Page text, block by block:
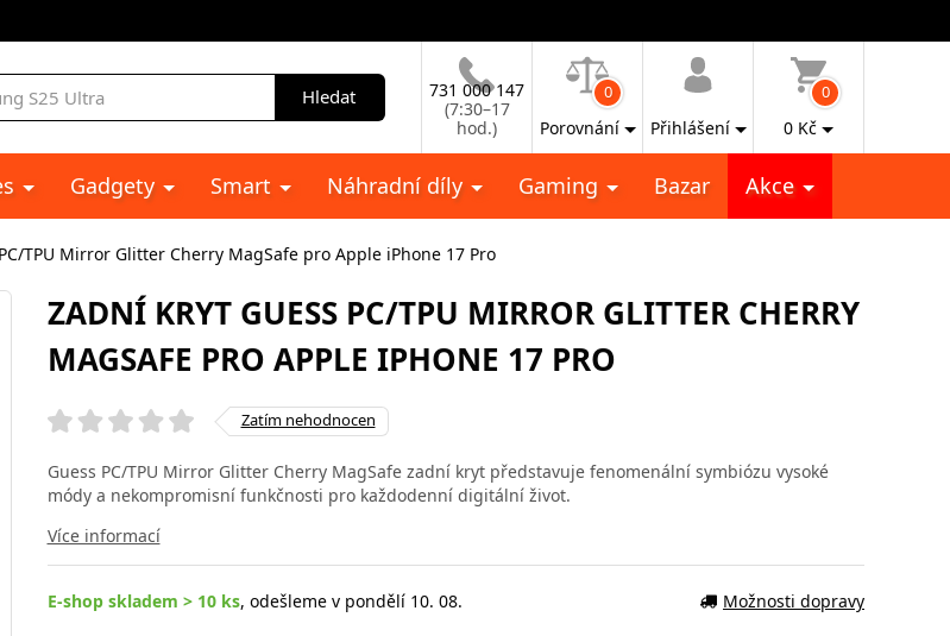
Hledat
731 000 147
(7:30–17
hod.)
0
Porovnání Přihlášení
0
0 Kč
Gadgety Smart Náhradní díly Gaming Bazar Akce
TPU Mirror Glitter Cherry MagSafe pro Apple iPhone 17 Pro
ZADNÍ KRYT GUESS PC/TPU MIRROR GLITTER CHERRY
MAGSAFE PRO APPLE IPHONE 17 PRO
Zatím nehodnocen
Guess PC/TPU Mirror Glitter Cherry MagSafe zadní kryt představuje fenomenální symbiózu vysoké
módy a nekompromisní funkčnosti pro každodenní digitální život.
Více informací
E-shop skladem > 10 ks, odešleme v pondělí 10. 08. Možnosti dopravy